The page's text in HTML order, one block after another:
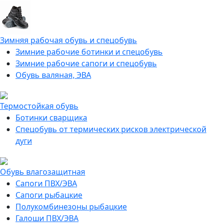
Зимняя рабочая обувь и спецобувь
Зимние рабочие ботинки и спецобувь
Зимние рабочие сапоги и спецобувь
Обувь валяная, ЭВА
Термостойкая обувь
Ботинки сварщика
Спецобувь от термических рисков электрической
дуги
Обувь влагозащитная
Сапоги ПВХ/ЭВА
Сапоги рыбацкие
Полукомбинезоны рыбацкие
Галоши ПВХ/ЭВА